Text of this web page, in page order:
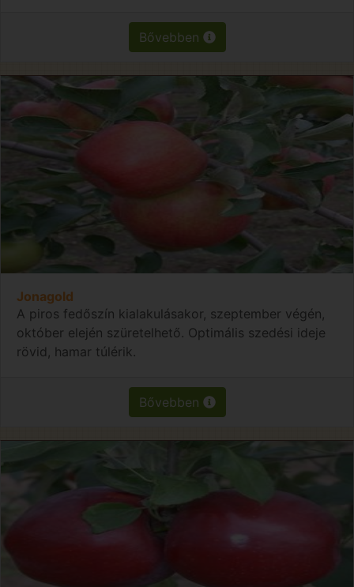
Bővebben
Jonagold
A piros fedőszín kialakulásakor, szeptember végén,
október elején szüretelhető. Optimális szedési ideje
rövid, hamar túlérik.
Bővebben